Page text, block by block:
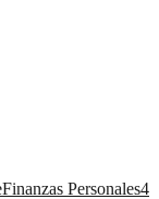
Finanzas Personales4